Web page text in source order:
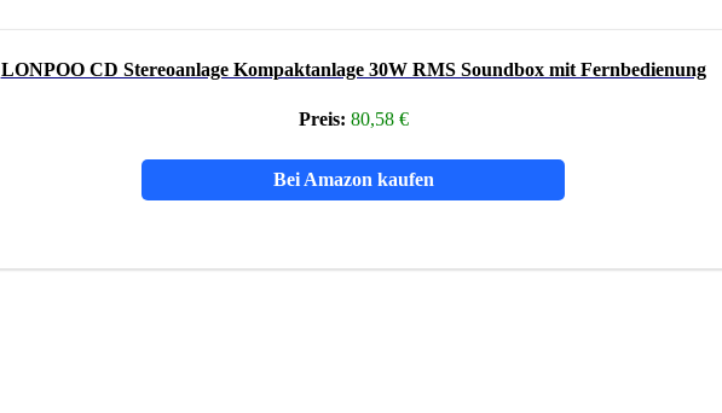
LONPOO CD Stereoanlage Kompaktanlage 30W RMS Soundbox mit Fernbedienung
Preis: 80,58 €
Bei Amazon kaufen